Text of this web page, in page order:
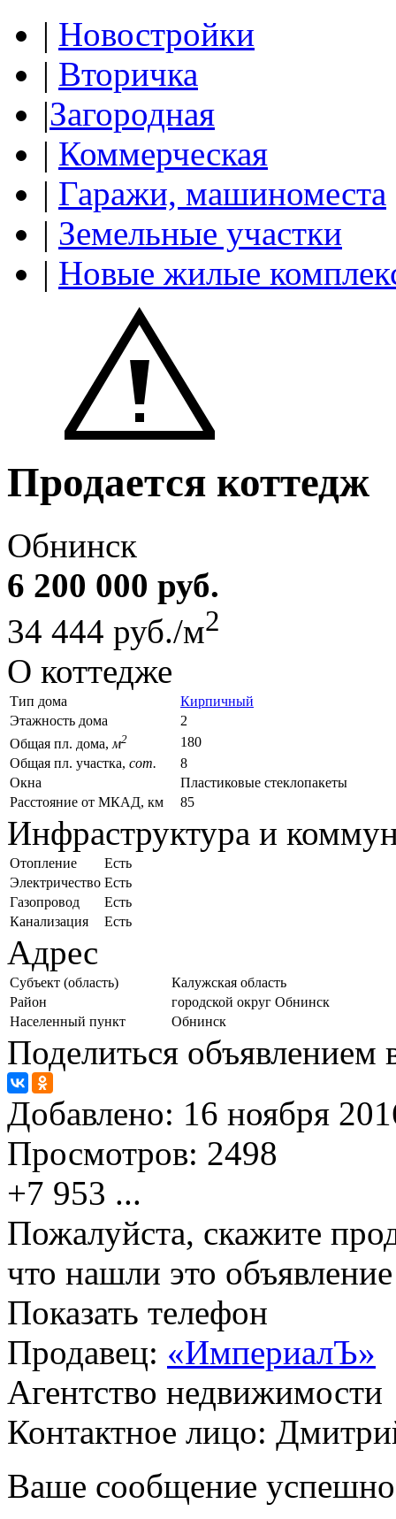
| Новостройки
| Вторичка
|Загородная
| Коммерческая
| Гаражи, машиноместа
| Земельные участки
| Новые жилые
Продается коттедж
Обнинск
6 200 000 руб.
34 444 руб./м2
О коттедже
Тип дома
Кирпичный
Этажность дома
2
Общая пл. дома, м2
180
Общая пл. участка, сот.
8
Окна
Пластиковые стеклопакеты
Расстояние от МКАД, км
85
Инфраструктура и
Отопление
Есть
Электричество Есть
Газопровод
Есть
Канализация
Есть
Адрес
Субъект (область)
Калужская область
Район
городской округ Обнинск
Населенный пункт
Обнинск
Поделиться объявлением
Добавлено: 16 ноября
Просмотров: 2498
+7 953 ...
Пожалуйста, скажите
что нашли это
Показать телефон
Продавец: «ИмпериалЪ»
Агентство недвижимости
Контактное лицо:
Ваше сообщение успешно